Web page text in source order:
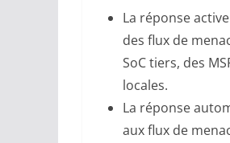
La réponse
des flux de
SoC tiers, des
locales.
La réponse
aux flux de